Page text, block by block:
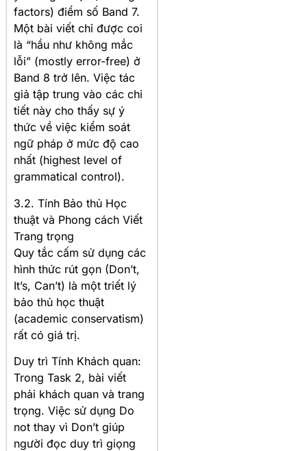
factors) điểm số Band 7.
Một bài viết chỉ được coi
là “hầu như không mắc
lỗi” (mostly error-free) ở
Band 8 trở lên. Việc tác
giả tập trung vào các chi
tiết này cho thấy sự ý
thức về việc kiểm soát
ngữ pháp ở mức độ cao
nhất (highest level of
grammatical control).
3.2. Tính Bảo thủ Học
thuật và Phong cách Viết
Trang trọng
Quy tắc cấm sử dụng các
hình thức rút gọn (Don’t,
It’s, Can’t) là một triết lý
bảo thủ học thuật
(academic conservatism)
rất có giá trị.
Duy trì Tính Khách quan:
Trong Task 2, bài viết
phải khách quan và trang
trọng. Việc sử dụng Do
not thay vì Don’t giúp
người đọc duy trì giọng